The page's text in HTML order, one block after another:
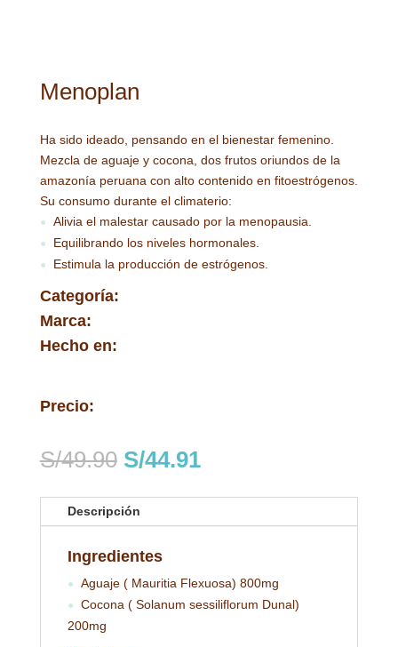
Menoplan
Ha sido ideado, pensando en el bienestar femenino.
Mezcla de aguaje y cocona, dos frutos oriundos de la
amazonía peruana con alto contenido en fitoestrógenos.
Su consumo durante el climaterio:
● Alivia el malestar causado por la menopausia.
● Equilibrando los niveles hormonales.
● Estimula la producción de estrógenos.
Categoría:
Marca:
Hecho en:
Precio:
S/49.90 El
original
era:
S/44.91El
actual
es:
Descripción
Ingredientes
● Aguaje ( Mauritia Flexuosa) 800mg
●
Cocona ( Solanum sessiliflorum Dunal)
200mg